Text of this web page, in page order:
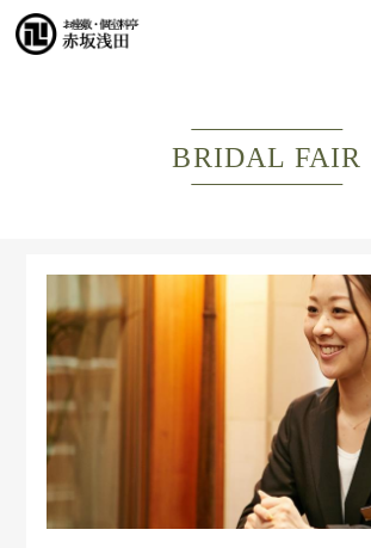
BRIDAL FAIR